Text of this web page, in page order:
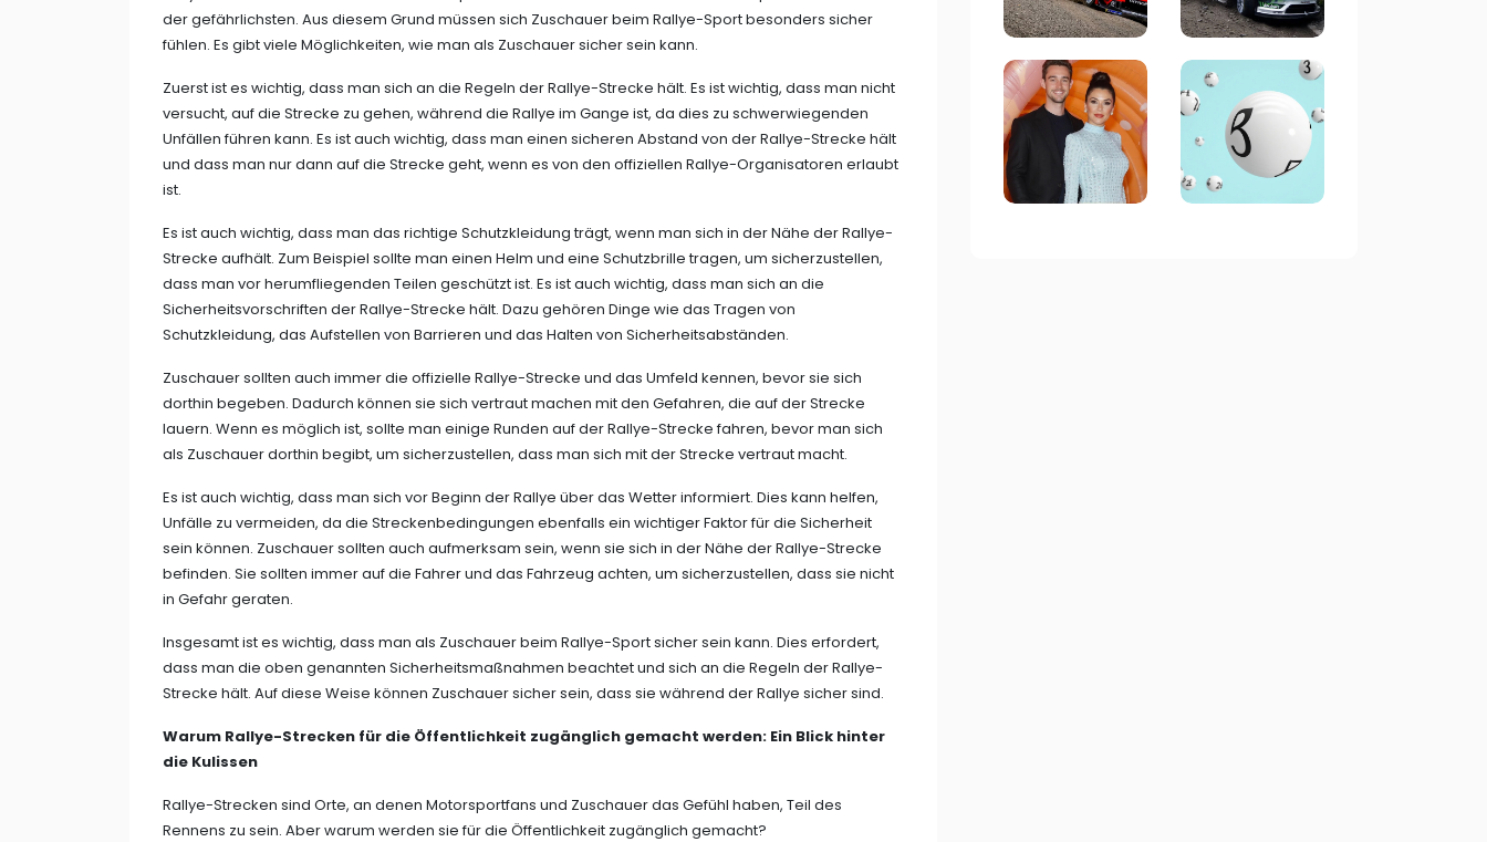
der gefährlichsten. Aus diesem Grund müssen sich Zuschauer beim Rallye-Sport besonders sicher
fühlen. Es gibt viele Möglichkeiten, wie man als Zuschauer sicher sein kann.
Zuerst ist es wichtig, dass man sich an die Regeln der Rallye-Strecke hält. Es ist wichtig, dass man nicht
versucht, auf die Strecke zu gehen, während die Rallye im Gange ist, da dies zu schwerwiegenden
Unfällen führen kann. Es ist auch wichtig, dass man einen sicheren Abstand von der Rallye-Strecke hält
und dass man nur dann auf die Strecke geht, wenn es von den offiziellen Rallye-Organisatoren erlaubt
ist.
Es ist auch wichtig, dass man das richtige Schutzkleidung trägt, wenn man sich in der Nähe der Rallye-
Strecke aufhält. Zum Beispiel sollte man einen Helm und eine Schutzbrille tragen, um sicherzustellen,
dass man vor herumfliegenden Teilen geschützt ist. Es ist auch wichtig, dass man sich an die
Sicherheitsvorschriften der Rallye-Strecke hält. Dazu gehören Dinge wie das Tragen von
Schutzkleidung, das Aufstellen von Barrieren und das Halten von Sicherheitsabständen.
Zuschauer sollten auch immer die offizielle Rallye-Strecke und das Umfeld kennen, bevor sie sich
dorthin begeben. Dadurch können sie sich vertraut machen mit den Gefahren, die auf der Strecke
lauern. Wenn es möglich ist, sollte man einige Runden auf der Rallye-Strecke fahren, bevor man sich
als Zuschauer dorthin begibt, um sicherzustellen, dass man sich mit der Strecke vertraut macht.
Es ist auch wichtig, dass man sich vor Beginn der Rallye über das Wetter informiert. Dies kann helfen,
Unfälle zu vermeiden, da die Streckenbedingungen ebenfalls ein wichtiger Faktor für die Sicherheit
sein können. Zuschauer sollten auch aufmerksam sein, wenn sie sich in der Nähe der Rallye-Strecke
befinden. Sie sollten immer auf die Fahrer und das Fahrzeug achten, um sicherzustellen, dass sie nicht
in Gefahr geraten.
Insgesamt ist es wichtig, dass man als Zuschauer beim Rallye-Sport sicher sein kann. Dies erfordert,
dass man die oben genannten Sicherheitsmaßnahmen beachtet und sich an die Regeln der Rallye-
Strecke hält. Auf diese Weise können Zuschauer sicher sein, dass sie während der Rallye sicher sind.
Warum Rallye-Strecken für die Öffentlichkeit zugänglich gemacht werden: Ein Blick hinter
die Kulissen
Rallye-Strecken sind Orte, an denen Motorsportfans und Zuschauer das Gefühl haben, Teil des
Rennens zu sein. Aber warum werden sie für die Öffentlichkeit zugänglich gemacht?